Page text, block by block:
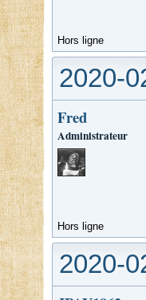
Hors ligne
2020-
Fred
Administrateur
Hors ligne
2020-